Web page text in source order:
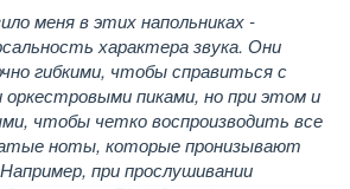
меня в этих напольниках -
характера звука. Они
гибкими, чтобы справиться с
пиками, но при этом и
чтобы четко воспроизводить все
ноты, которые пронизывают
при прослушивании